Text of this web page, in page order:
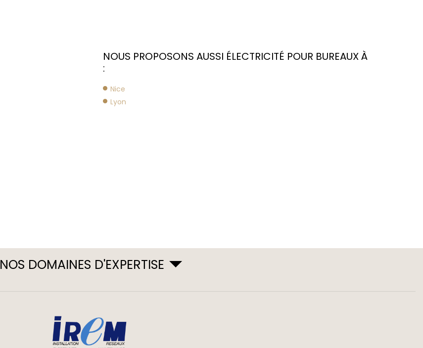
NOUS PROPOSONS AUSSI ÉLECTRICITÉ POUR BUREAUX À
:
Nice
Lyon
NOS DOMAINES D'EXPERTISE